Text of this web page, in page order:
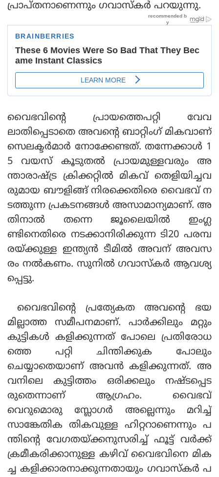
പ്രാപ്തനാണെന്നും ഗവാസ്‌കര്‍ പറയുന്നു.
വൈഭവിന്റെ പ്രായത്തെപറ്റി വേവ
ലാതിപ്പെടാതെ അവന്റെ ബാറ്റിംഗ് മികവാണ്
സെലക്ടര്‍മാര്‍ നോക്കേണ്ടത്. തന്നേക്കാള്‍ 1
5 വയസ് കൂടുതല്‍ പ്രായമുള്ളവരും അ
ന്താരാഷ്ട്ര ക്രിക്കറ്റില്‍ മികവ് തെളിയിച്ചവ
രുമായ ബൗളിങ്ങ് നിരക്കെതിരെ വൈഭവ് ന
ടത്തുന്ന പ്രകടനങ്ങള്‍ അസാമാന്യമാണ്. അ
തിനാല്‍ തന്നെ ജൂലൈയില്‍ ഇംഗ്ല
ണ്ടിനെതിരെ നടക്കാനിരിക്കുന്ന ടി20 പരമ്പ
രയ്ക്കുള്ള ഇന്ത്യന്‍ ടീമില്‍ അവന് അവസ
രം നല്‍കണം. സുനില്‍ ഗവാസ്‌കര്‍ ആവശ്യ
പ്പെട്ടു.
വൈഭവിന്റെ പ്രത്യേകത അവന്റെ ഭയ
മില്ലാത്ത സമീപനമാണ്. പാര്‍ക്കിലും മറ്റും
കുട്ടികള്‍ കളിക്കുന്നത് പോലെ പ്രതിരോധ
ത്തെ പറ്റി ചിന്തിക്കുക പോലും
ചെയ്യാതെയാണ് അവന്‍ കളിക്കുന്നത്. അ
വനിലെ കുട്ടിത്തം ഒരിക്കലും നഷ്ടപ്പെട
രുതെന്നാണ് ആഗ്രഹം. വൈഭവ്
വെറുമൊരു സ്ലോഗര്‍ അല്ലെന്നും മറിച്ച്
സാങ്കേതിക തികവുള്ള ഹിറ്ററാണെന്നും പ
ന്തിന്റെ വേഗതയ്ക്കനുസരിച്ച് ഫൂട്ട് വര്‍ക്ക്
ക്രമീകരിക്കാനുള്ള കഴിവ് വൈഭവിനെ മിക
ച്ച കളിക്കാരനാക്കുന്നതായും ഗവാസ്‌കര്‍ പ